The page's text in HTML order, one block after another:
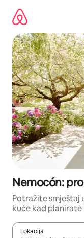
sadržaj
Nemocón:
Potražite smještaj
kuće kad planirate
Lokacija